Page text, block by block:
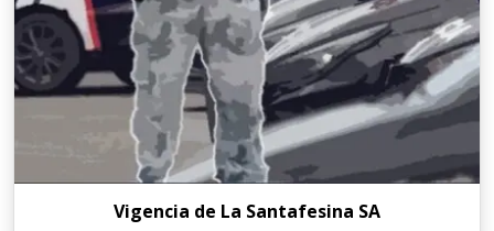
Vigencia de La Santafesina SA